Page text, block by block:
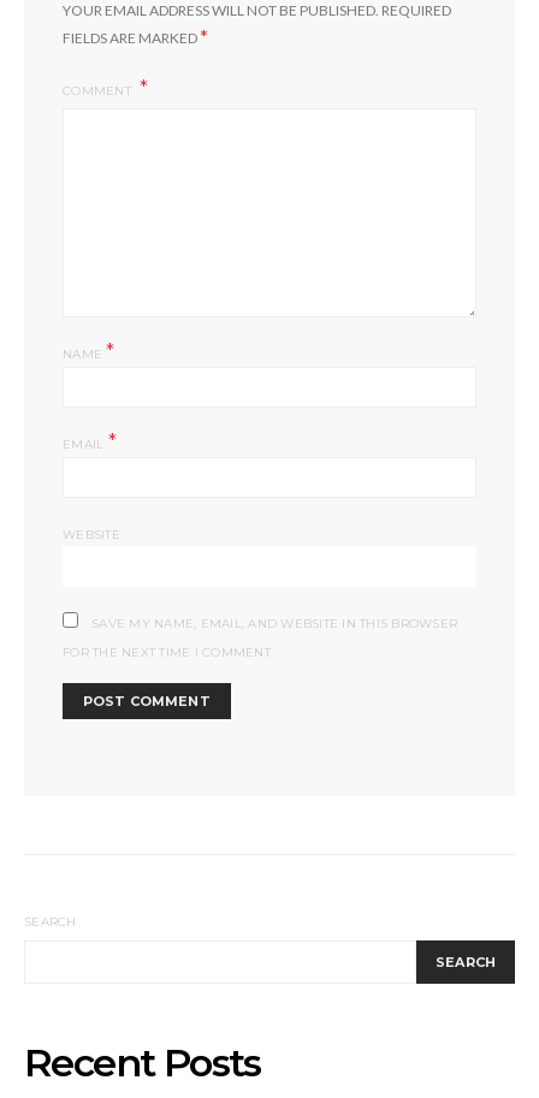
YOUR EMAIL ADDRESS WILL NOT BE PUBLISHED. REQUIRED
FIELDS ARE MARKED*
COMMENT
NAME *
EMAIL *
WEBSITE
SAVE MY NAME, EMAIL, AND WEBSITE IN THIS BROWSER
FOR THE NEXT TIME I COMMENT.
SEARCH
SEARCH
Recent Posts